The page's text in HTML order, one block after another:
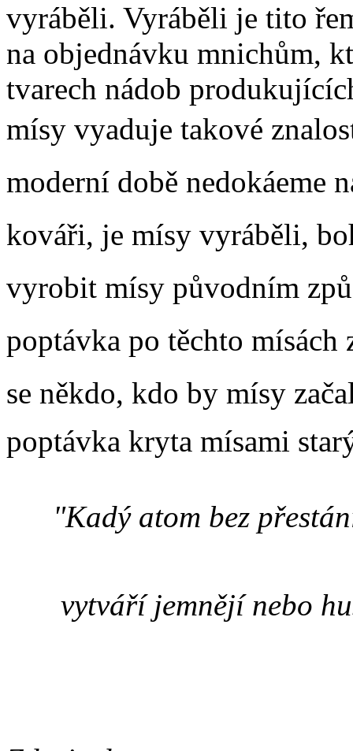
vyráběli. Vyráběli je tito
na objednávku mnichům,
tvarech nádob
mísy vyaduje takové
moderní době
kováři, je mísy vyráběli,
vyrobit mísy původním
poptávka po těchto mísách
se někdo, kdo by mísy
poptávka kryta mísami
"Kadý atom bez
vytváří jemnějí nebo